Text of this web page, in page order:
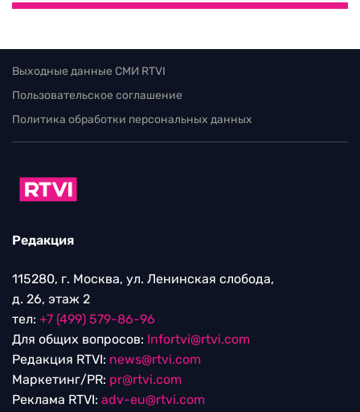
Выходные данные СМИ RTVI
Пользовательское соглашение
Политика обработки персональных данных
Редакция
115280, г. Москва, ул. Ленинская слобода,
д. 26, этаж 2
тел: +7 (499) 579-86-96
Для общих вопросов: Infortvi@rtvi.com
Редакция RTVI: news@rtvi.com
Маркетинг/PR: pr@rtvi.com
Реклама RTVI: adv-eu@rtvi.com